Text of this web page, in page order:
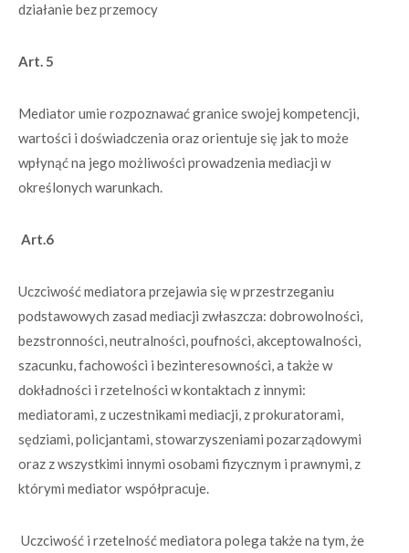
działanie bez przemocy
Art. 5
Mediator umie rozpoznawać granice swojej kompetencji,
wartości i doświadczenia oraz orientuje się jak to może
wpłynąć na jego możliwości prowadzenia mediacji w
określonych warunkach.
Art.6
Uczciwość mediatora przejawia się w przestrzeganiu
podstawowych zasad mediacji zwłaszcza: dobrowolności,
bezstronności, neutralności, poufności, akceptowalności,
szacunku, fachowości i bezinteresowności, a także w
dokładności i rzetelności w kontaktach z innymi:
mediatorami, z uczestnikami mediacji, z prokuratorami,
sędziami, policjantami, stowarzyszeniami pozarządowymi
oraz z wszystkimi innymi osobami fizycznym i prawnymi, z
którymi mediator współpracuje.
Uczciwość i rzetelność mediatora polega także na tym, że